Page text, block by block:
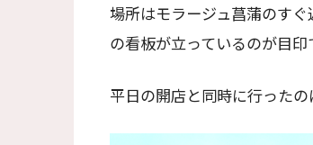
場所はモラージュ菖蒲のす
の看板が立っているのが目印
平日の開店と同時に行った